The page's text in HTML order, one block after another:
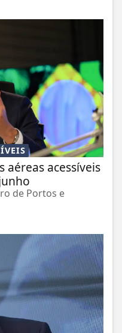
aéreas acessíveis
de Portos e